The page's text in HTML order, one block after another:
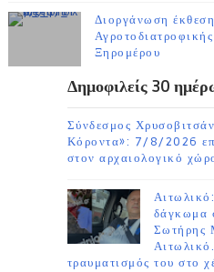
Διοργάνωση
Ξηρομέρου
Δημοφιλείς 30
Σύνδεσμος
Κόροντα»: 7/8/2026
στον αρχαιολογικό
δάγκωμα
Σωτήρης
τραυματισμός του στο